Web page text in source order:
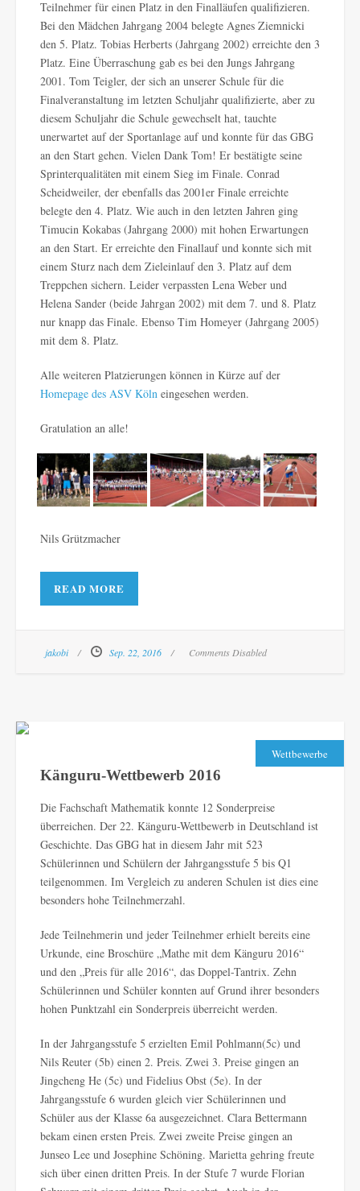
Teilnehmer für einen Platz in den Finalläufen qualifizieren.
Bei den Mädchen Jahrgang 2004 belegte Agnes Ziemnicki
den 5. Platz. Tobias Herberts (Jahrgang 2002) erreichte den 3
Platz. Eine Überraschung gab es bei den Jungs Jahrgang
2001. Tom Teigler, der sich an unserer Schule für die
Finalveranstaltung im letzten Schuljahr qualifizierte, aber zu
diesem Schuljahr die Schule gewechselt hat, tauchte
unerwartet auf der Sportanlage auf und konnte für das GBG
an den Start gehen. Vielen Dank Tom! Er bestätigte seine
Sprinterqualitäten mit einem Sieg im Finale. Conrad
Scheidweiler, der ebenfalls das 2001er Finale erreichte
belegte den 4. Platz. Wie auch in den letzten Jahren ging
Timucin Kokabas (Jahrgang 2000) mit hohen Erwartungen
an den Start. Er erreichte den Finallauf und konnte sich mit
einem Sturz nach dem Zieleinlauf den 3. Platz auf dem
Treppchen sichern. Leider verpassten Lena Weber und
Helena Sander (beide Jahrgan 2002) mit dem 7. und 8. Platz
nur knapp das Finale. Ebenso Tim Homeyer (Jahrgang 2005)
mit dem 8. Platz.
Alle weiteren Platzierungen können in Kürze auf der
Homepage des ASV Köln eingesehen werden.
Gratulation an alle!
Nils Grützmacher
READ MORE
jakobi Sep. 22, 2016 Comments Disabled
Wettbewerbe
Känguru-Wettbewerb 2016
Die Fachschaft Mathematik konnte 12 Sonderpreise
überreichen. Der 22. Känguru-Wettbewerb in Deutschland ist
Geschichte. Das GBG hat in diesem Jahr mit 523
Schülerinnen und Schülern der Jahrgangsstufe 5 bis Q1
teilgenommen. Im Vergleich zu anderen Schulen ist dies eine
besonders hohe Teilnehmerzahl.
Jede Teilnehmerin und jeder Teilnehmer erhielt bereits eine
Urkunde, eine Broschüre „Mathe mit dem Känguru 2016“
und den „Preis für alle 2016“, das Doppel-Tantrix. Zehn
Schülerinnen und Schüler konnten auf Grund ihrer besonders
hohen Punktzahl ein Sonderpreis überreicht werden.
In der Jahrgangsstufe 5 erzielten Emil Pohlmann(5c) und
Nils Reuter (5b) einen 2. Preis. Zwei 3. Preise gingen an
Jingcheng He (5c) und Fidelius Obst (5e). In der
Jahrgangsstufe 6 wurden gleich vier Schülerinnen und
Schüler aus der Klasse 6a ausgezeichnet. Clara Bettermann
bekam einen ersten Preis. Zwei zweite Preise gingen an
Junseo Lee und Josephine Schöning. Marietta gehring freute
sich über einen dritten Preis. In der Stufe 7 wurde Florian